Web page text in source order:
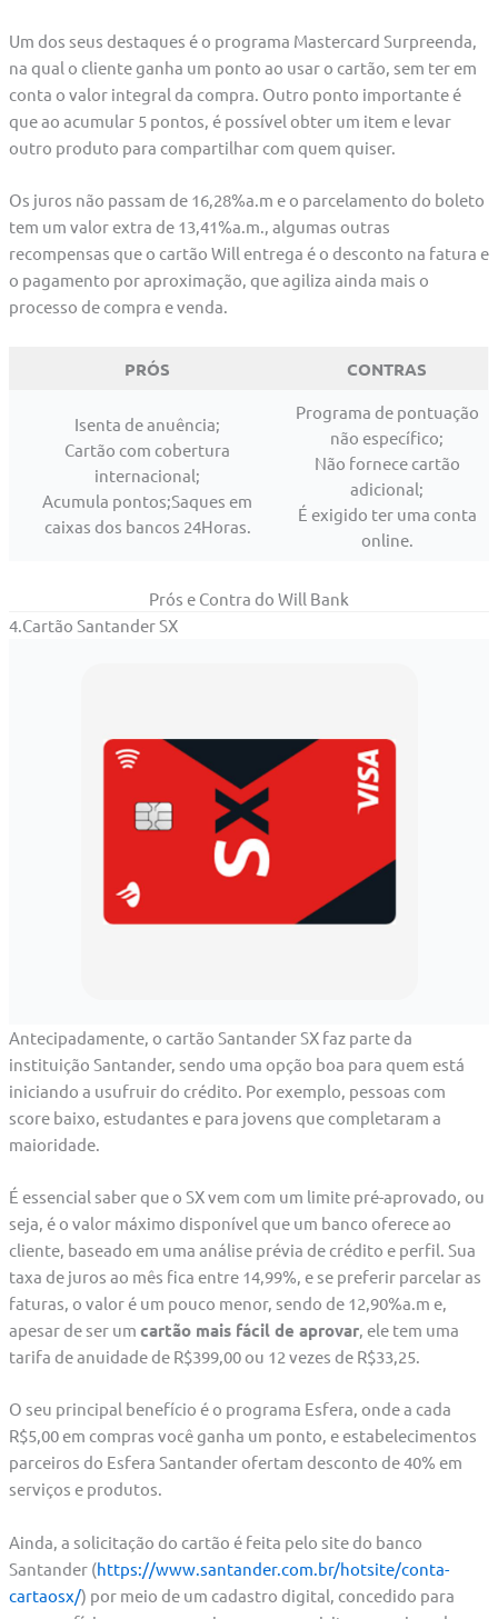
Um dos seus destaques é o programa Mastercard Surpreenda,
na qual o cliente ganha um ponto ao usar o cartão, sem ter em
conta o valor integral da compra. Outro ponto importante é
que ao acumular 5 pontos, é possível obter um item e levar
outro produto para compartilhar com quem quiser.
Os juros não passam de 16,28%a.m e o parcelamento do boleto
tem um valor extra de 13,41%a.m., algumas outras
recompensas que o cartão Will entrega é o desconto na fatura e
o pagamento por aproximação, que agiliza ainda mais o
processo de compra e venda.
PRÓS CONTRAS
Isenta de anuência;
Cartão com cobertura
internacional;
Acumula pontos;Saques em
caixas dos bancos 24Horas.
Programa de pontuação
não específico;
Não fornece cartão
adicional;
É exigido ter uma conta
online.
Prós e Contra do Will Bank
4.Cartão Santander SX
Antecipadamente, o cartão Santander SX faz parte da
instituição Santander, sendo uma opção boa para quem está
iniciando a usufruir do crédito. Por exemplo, pessoas com
score baixo, estudantes e para jovens que completaram a
maioridade.
É essencial saber que o SX vem com um limite pré-aprovado, ou
seja, é o valor máximo disponível que um banco oferece ao
cliente, baseado em uma análise prévia de crédito e perfil. Sua
taxa de juros ao mês fica entre 14,99%, e se preferir parcelar as
faturas, o valor é um pouco menor, sendo de 12,90%a.m e,
apesar de ser um cartão mais fácil de aprovar, ele tem uma
tarifa de anuidade de R$399,00 ou 12 vezes de R$33,25.
O seu principal benefício é o programa Esfera, onde a cada
R$5,00 em compras você ganha um ponto, e estabelecimentos
parceiros do Esfera Santander ofertam desconto de 40% em
serviços e produtos.
Ainda, a solicitação do cartão é feita pelo site do banco
Santander (https://www.santander.com.br/hotsite/conta-
cartaosx/) por meio de um cadastro digital, concedido para